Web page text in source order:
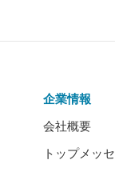
企業情報
会社概要
トップメッ